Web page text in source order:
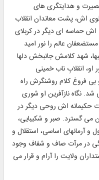
و هدايتگرى‏ هاى
‏اش، پشت معاندان انقلاب
حماسه ‏اى ديگر در كربلاى
عالم را نور اميد
شهد كلامش جان‏بخش دل‏ها
انقلابِ ناب خمينى
فروغ كلام روشنگرش راه
‏شد. نگاه نازآفرين او شورى
حكيمانه‏ اش روحى ديگر در
مى‏ گسترد. صبر و شكيبايى،
و آرمان‏هاى اساسى، استقلال و
در مرآت صاف و شفاف وجود
ولايت را آرام و قرار مى‏